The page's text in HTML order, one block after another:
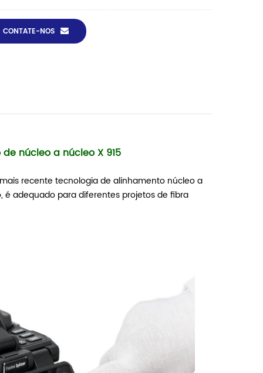
CONTATE-NOS
núcleo a núcleo X 915
recente tecnologia de alinhamento núcleo a
adequado para diferentes projetos de fibra